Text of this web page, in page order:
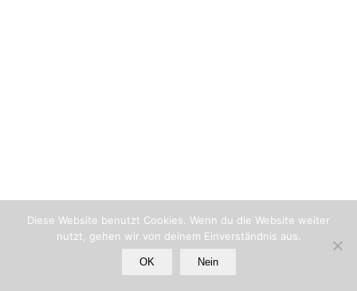
Diese Website benutzt Cookies. Wenn du die Website weiter
nutzt, gehen wir von deinem Einverständnis aus.
OK Nein